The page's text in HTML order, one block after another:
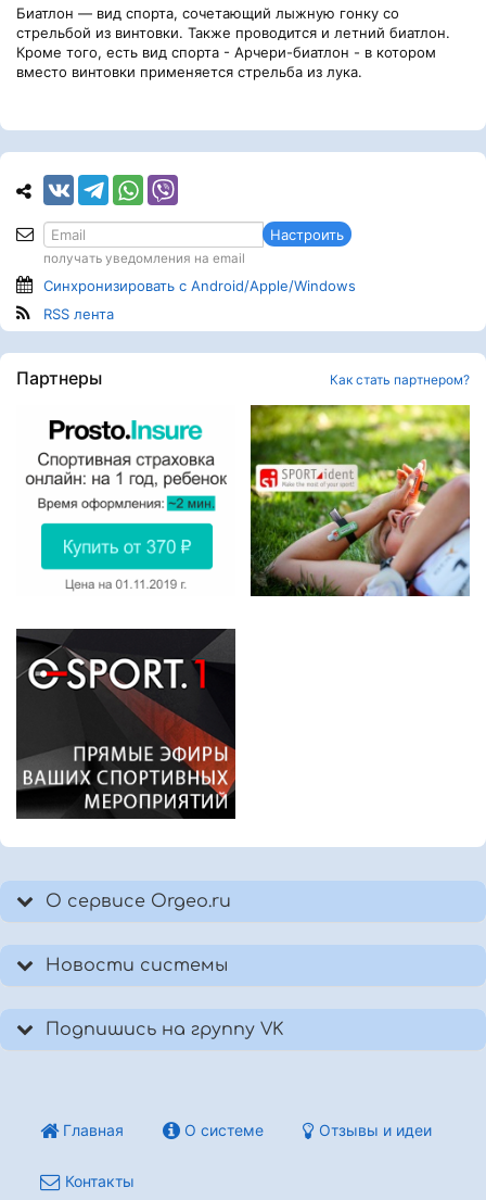
Биатлон — вид спорта, сочетающий лыжную гонку со
стрельбой из винтовки. Также проводится и летний биатлон.
Кроме того, есть вид спорта - Арчери-биатлон - в котором
вместо винтовки применяется стрельба из лука.
Настроить
получать уведомления на email
Синхронизировать с Android/Apple/Windows
RSS лента
Партнеры Как стать партнером?
О сервисе Orgeo.ru
Новости системы
Подпишись на группу VK
Главная О системе Отзывы и идеи
Контакты